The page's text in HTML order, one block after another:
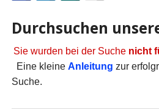
Durchsuchen
Sie wurden bei der Suche nicht
Eine kleine Anleitung zur
Suche.